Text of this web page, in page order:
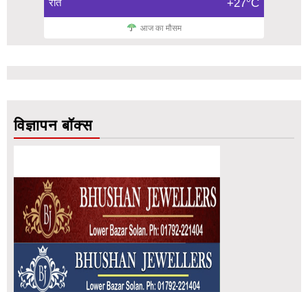
रात +27°C
आज का मौसम
विज्ञापन बॉक्स